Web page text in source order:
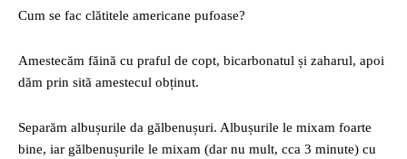
Cum se fac clătitele americane pufoase?
Amestecăm făină cu praful de copt, bicarbonatul și zaharul, apoi
dăm prin sită amestecul obținut.
Separăm albușurile da gălbenușuri. Albușurile le mixam foarte
bine, iar gălbenușurile le mixam (dar nu mult, cca 3 minute) cu